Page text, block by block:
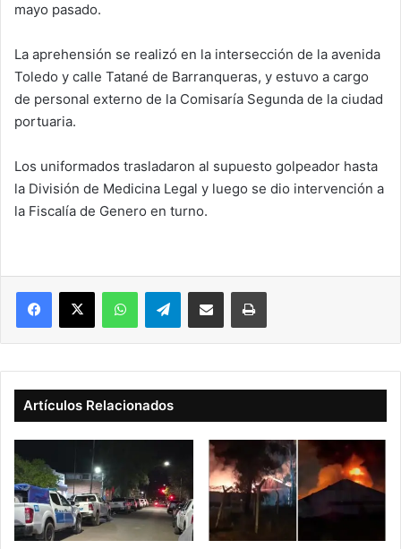
mayo pasado.
La aprehensión se realizó en la intersección de la avenida
Toledo y calle Tatané de Barranqueras, y estuvo a cargo
de personal externo de la Comisaría Segunda de la ciudad
portuaria.
Los uniformados trasladaron al supuesto golpeador hasta
la División de Medicina Legal y luego se dio intervención a
la Fiscalía de Genero en turno.
Facebook
X WhatsAppTelegramCompartir vía correo electrónicoImprimir
Artículos Relacionados